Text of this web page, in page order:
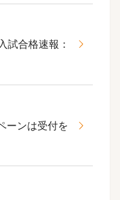
試合格速報：
ーンは受付を